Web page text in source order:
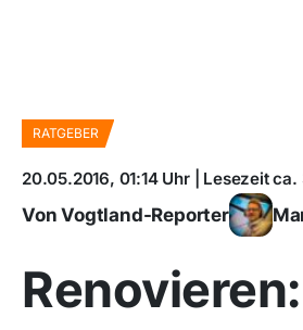
RATGEBER
20.05.2016, 01:14 Uhr | Lesezeit ca.
Von Vogtland-Reporter